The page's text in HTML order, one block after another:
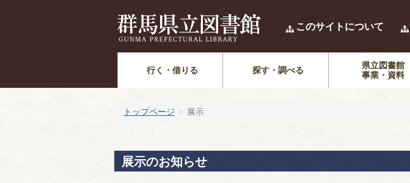
このサイトについて
行く・借りる 探す・調べる
県立図書館
事業・資料
トップページ 展示
展示のお知らせ